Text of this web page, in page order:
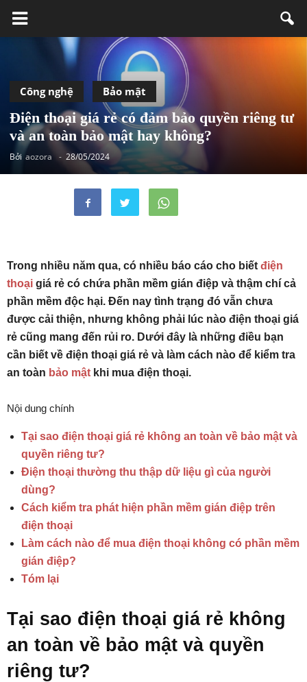
Công nghệ Bảo mật
Điện thoại giá rẻ có đảm bảo quyền riêng tư
và an toàn bảo mật hay không?
Bởi aozora - 28/05/2024
Trong nhiều năm qua, có nhiều báo cáo cho biết điện
thoại giá rẻ có chứa phần mềm gián điệp và thậm chí cả
phần mềm độc hại. Đến nay tình trạng đó vẫn chưa
được cải thiện, nhưng không phải lúc nào điện thoại giá
rẻ cũng mang đến rủi ro. Dưới đây là những điều bạn
cần biết về điện thoại giá rẻ và làm cách nào để kiểm tra
an toàn bảo mật khi mua điện thoại.
Nội dung chính
Tại sao điện thoại giá rẻ không an toàn về bảo mật và
quyền riêng tư?
Điện thoại thường thu thập dữ liệu gì của người
dùng?
Cách kiểm tra phát hiện phần mềm gián điệp trên
điện thoại
Làm cách nào để mua điện thoại không có phần mềm
gián điệp?
Tóm lại
Tại sao điện thoại giá rẻ không
an toàn về bảo mật và quyền
riêng tư?